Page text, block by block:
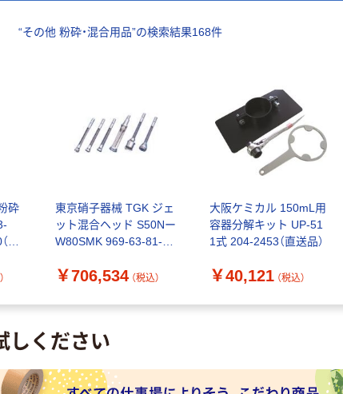
“その他 粉砕・混合用品”の検索結果168件
砕
直
東京硝子器械 TGK ジェ
ット混合ヘッド S50Nー
W80SMK 969-63-81-23
￥706,534 （税込）
大阪ケミカル 150mL用
容器分解キット UP-51
1式 204-2453（直送品）
￥40,121 （税込）
しください